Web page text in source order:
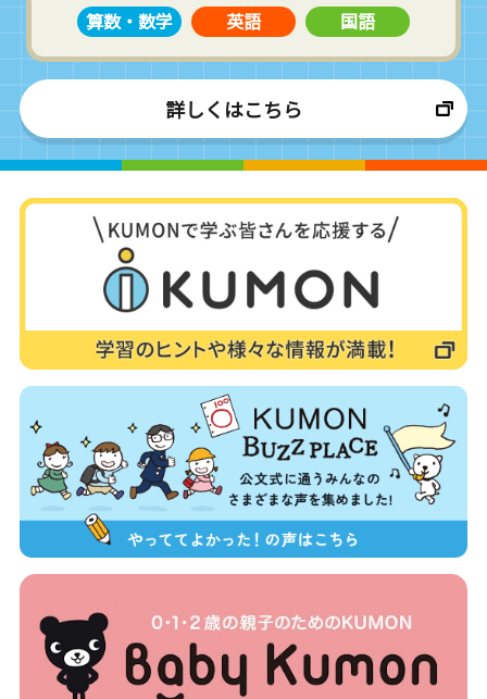
算数・数学
英語 国語
詳しくはこちら